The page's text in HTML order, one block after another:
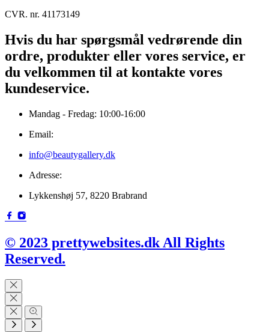
CVR. nr. 41173149
Hvis du har spørgsmål vedrørende din
ordre, produkter eller vores service, er
du velkommen til at kontakte vores
kundeservice.
Mandag - Fredag: 10:00-16:00
Email:
info@beautygallery.dk
Adresse:
Lykkenshøj 57, 8220 Brabrand
© 2023 prettywebsites.dk All Rights
Reserved.